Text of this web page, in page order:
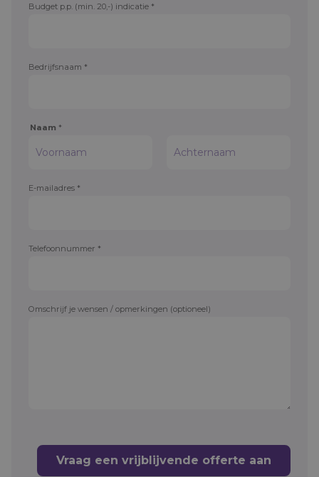
Budget p.p. (min. 20,-) indicatie *
Bedrijfsnaam *
Naam *
L
(
E-mailadres *
Telefoonnummer *
Omschrijf je wensen / opmerkingen (optioneel)
Vraag een vrijblijvende offerte aan